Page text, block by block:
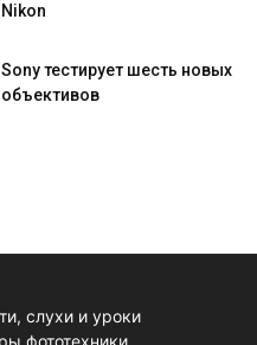
Nikon
Sony тестирует шесть новых
объективов